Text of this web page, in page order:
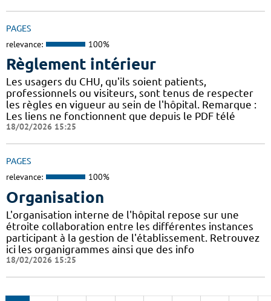
PAGES
relevance: 100%
Règlement intérieur
Les usagers du CHU, qu'ils soient patients,
professionnels ou visiteurs, sont tenus de respecter
les règles en vigueur au sein de l'hôpital. Remarque :
Les liens ne fonctionnent que depuis le PDF télé
18/02/2026 15:25
PAGES
relevance: 100%
Organisation
L'organisation interne de l'hôpital repose sur une
étroite collaboration entre les différentes instances
participant à la gestion de l'établissement. Retrouvez
ici les organigrammes ainsi que des info
18/02/2026 15:25